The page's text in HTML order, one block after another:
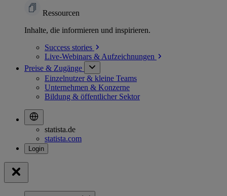
Ressourcen
Inhalte, die informieren und inspirieren.
Success stories
Live-Webinars & Aufzeichnungen
Preise & Zugänge
Einzelnutzer & kleine Teams
Unternehmen & Konzerne
Bildung & öffentlicher Sektor
statista.de
statista.com